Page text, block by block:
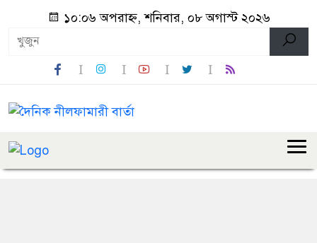
১০:০৬ অপরাহ্ন, শনিবার, ০৮ অগাস্ট ২০২৬